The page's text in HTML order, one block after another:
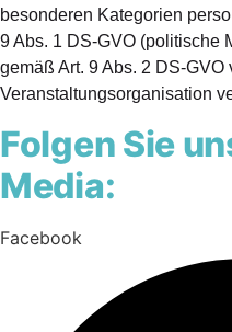
besonderen Kategorien
9 Abs. 1 DS-GVO (politische
gemäß Art. 9 Abs. 2 DS-GVO
Veranstaltungsorganisation
Folgen Sie
Media:
Facebook